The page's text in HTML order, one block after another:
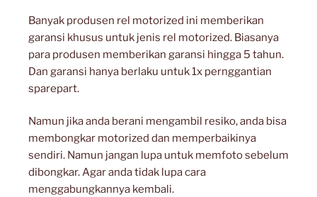
Banyak produsen rel motorized ini memberikan
garansi khusus untuk jenis rel motorized. Biasanya
para produsen memberikan garansi hingga 5 tahun.
Dan garansi hanya berlaku untuk 1x pernggantian
sparepart.
Namun jika anda berani mengambil resiko, anda bisa
membongkar motorized dan memperbaikinya
sendiri. Namun jangan lupa untuk memfoto sebelum
dibongkar. Agar anda tidak lupa cara
menggabungkannya kembali.